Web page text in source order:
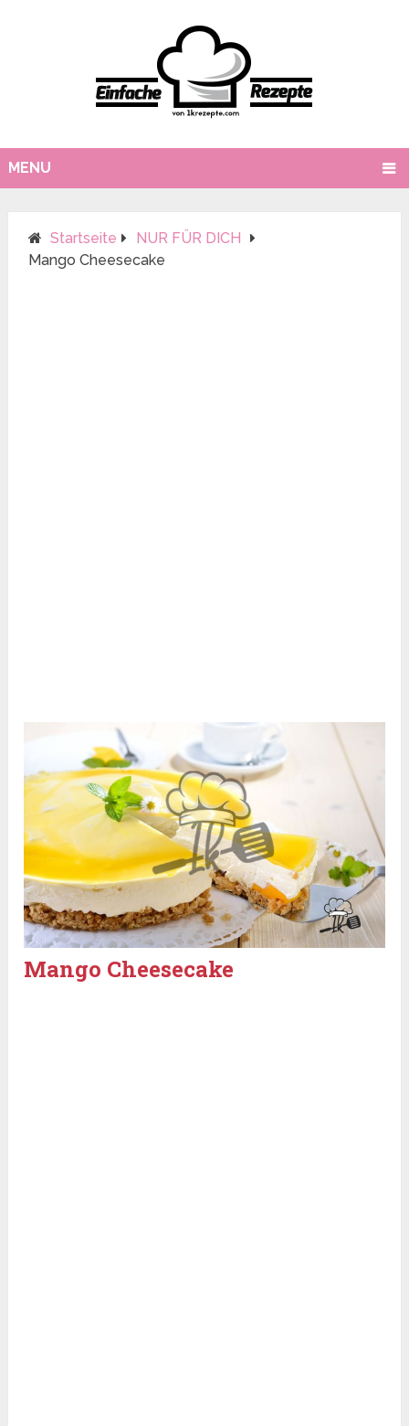
MENU
Startseite
NUR FÜR DICH
Mango Cheesecake
Mango Cheesecake